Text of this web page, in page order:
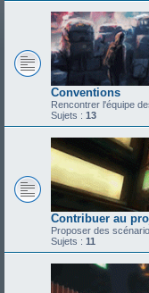
Conventions
Rencontrer l'équipe
Sujets : 13
Contribuer au
Proposer des
Sujets : 11